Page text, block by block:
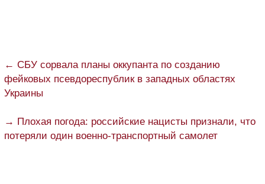
← СБУ сорвала планы оккупанта по созданию
фейковых псевдореспублик в западных областях
Украины
→ Плохая погода: российские нацисты признали, что
потеряли один военно-транспортный самолет